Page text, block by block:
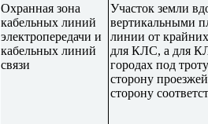
Охранная зона
кабельных линий
электропередачи и
кабельных линий
связи
Участок земли
вертикальными
линии от
для КЛС, а для
городах под
сторону
сторону